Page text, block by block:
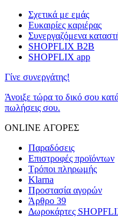
Σχετικά με εμάς
Ευκαιρίες καριέρας
Συνεργαζόμενα
SHOPFLIX B2B
SHOPFLIX app
Γίνε συνεργάτης!
Άνοιξε τώρα το δικό σου
πωλήσεις σου.
ONLINE ΑΓΟΡΕΣ
Παραδόσεις
Επιστροφές προϊόντων
Τρόποι πληρωμής
Klarna
Προστασία αγορών
Άρθρο 39
Δωροκάρτες